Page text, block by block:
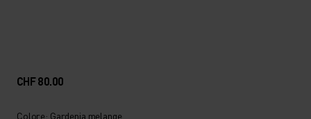
CHF 80.00
Colore: Gardenia melange